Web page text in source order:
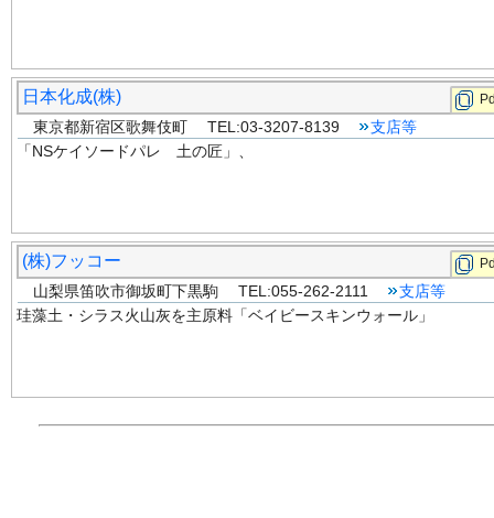
日本化成(株)
東京都新宿区歌舞伎町 TEL:03-3207-8139
支店等
「NSケイソードパレ 土の匠」、
(株)フッコー
山梨県笛吹市御坂町下黒駒 TEL:055-262-2111
支店等
珪藻土・シラス火山灰を主原料「ベイビースキンウォール」